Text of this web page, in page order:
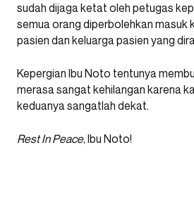
sudah dijaga ketat oleh petugas
semua orang diperbolehkan masuk
pasien dan keluarga pasien yang
Kepergian Ibu Noto tentunya
merasa sangat kehilangan karena
keduanya sangatlah dekat.
Rest In Peace, Ibu Noto!